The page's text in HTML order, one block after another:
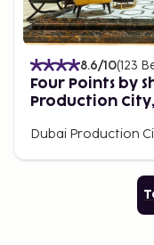
8.6/10(123
Four Points by
Production
Dubai Production